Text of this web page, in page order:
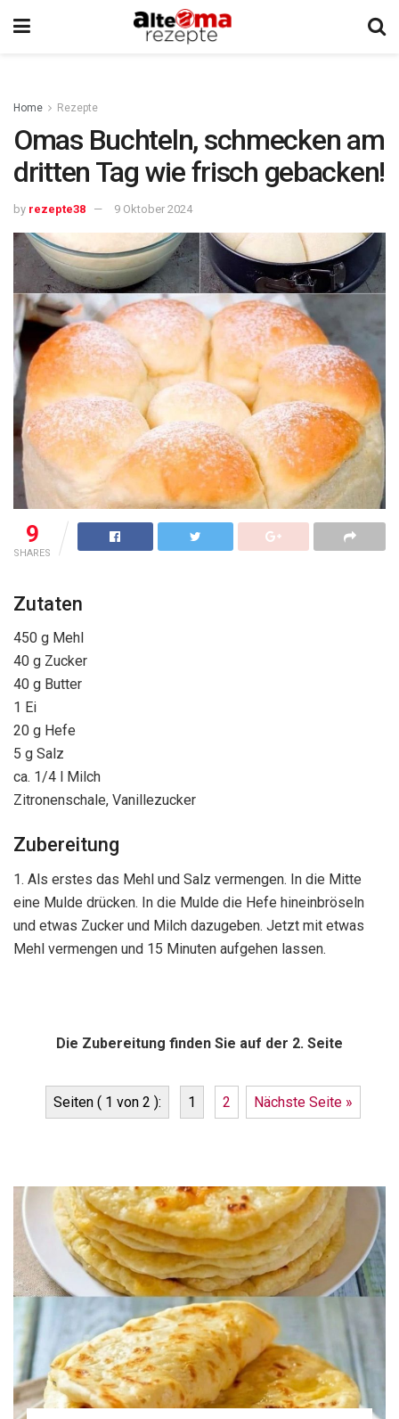
Home Rezepte
Omas Buchteln, schmecken am
dritten Tag wie frisch gebacken!
by rezepte38 9 Oktober 2024
9
SHARES
Zutaten
450 g Mehl
40 g Zucker
40 g Butter
1 Ei
20 g Hefe
5 g Salz
ca. 1/4 l Milch
Zitronenschale, Vanillezucker
Zubereitung
1. Als erstes das Mehl und Salz vermengen. In die Mitte
eine Mulde drücken. In die Mulde die Hefe hineinbröseln
und etwas Zucker und Milch dazugeben. Jetzt mit etwas
Mehl vermengen und 15 Minuten aufgehen lassen.
Die Zubereitung finden Sie auf der 2. Seite
Seiten ( 1 von 2 ): 1 2 Nächste Seite »